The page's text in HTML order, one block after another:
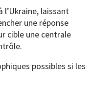
l’Ukraine, laissant
une réponse
cible une centrale
possibles si les